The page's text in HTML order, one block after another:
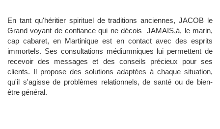
En tant qu'héritier spirituel de traditions anciennes, JACOB le
Grand voyant de confiance qui ne décois JAMAIS,à, le marin,
cap cabaret, en Martinique est en contact avec des esprits
immortels. Ses consultations médiumniques lui permettent de
recevoir des messages et des conseils précieux pour ses
clients. Il propose des solutions adaptées à chaque situation,
qu'il s'agisse de problèmes relationnels, de santé ou de bien-
être général.